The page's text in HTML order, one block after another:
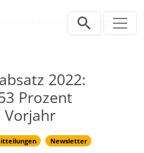
von 53 Prozent gegenüber
2022:
Prozent
Vorjahr
Newsletter